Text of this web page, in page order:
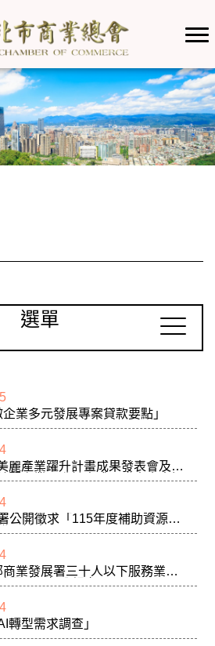
選單
業多元發展專案貸款要點」
麗產業躍升計畫成果發表會及
麗產業躍升計畫成果發表會資訊
公開徵求「115年度補助資源循
展計畫」
業發展署三十人以下服務業數
要點」部分規定，
轉型需求調查」